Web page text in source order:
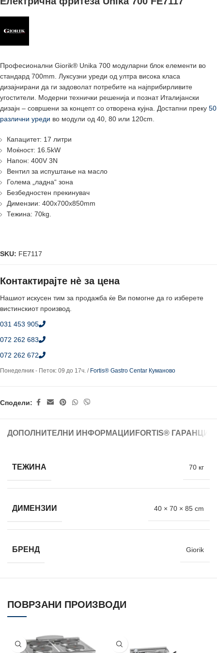
Професионални Giorik® Unika 700 модуларни блок елементи во
стандард 700mm. Луксузни уреди од ултра висока класа
дизајнирани да ги задоволат потребите на најприбирливите
угостители. Модерни технички решенија и познат Италијански
дизајн – совршени за концепт со отворена кујна. Достапни преку 50
различни уреди во модули од 40, 80 или 120cm.
Капацитет: 17 литри
Моќност: 16.5kW
Напон: 400V 3N
Вентил за испуштање на масло
Голема „ладна“ зона
Безбедностен прекинувач
Димензии: 400x700x850mm
Тежина: 70kg.
SKU: FE7117
Контактирајте нè за цена
Нашиот искусен тим за продажба ќе Ви помогне да го изберете
вистинскиот производ.
031 453 905
072 262 683
072 262 672
Понеделник - Петок: 09 до 17ч. / Fortis® Gastro Centar Куманово
Сподели:
ДОПОЛНИТЕЛНИ ИНФОРМАЦИИ FORTIS®
ТЕЖИНА 70 кг
ДИМЕНЗИИ 40 × 70 × 85 cm
БРЕНД Giorik
ПОВРЗАНИ ПРОИЗВОДИ